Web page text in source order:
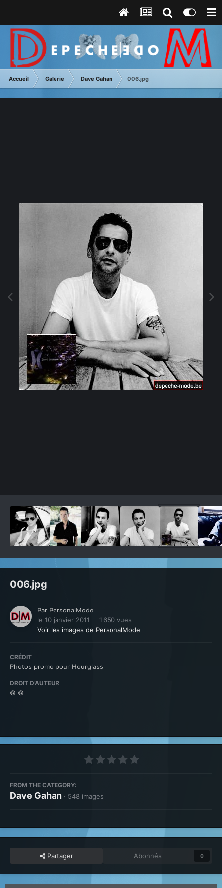
Accueil Galerie Dave Gahan 006.jpg
006.jpg
Par PersonalMode
le 10 janvier 2011
1 650 vues
Voir les images de PersonalMode
CRÉDIT
Photos promo pour Hourglass
DROIT D’AUTEUR
© ©
FROM THE CATEGORY:
Dave Gahan · 548 images
Partager Abonnés 0